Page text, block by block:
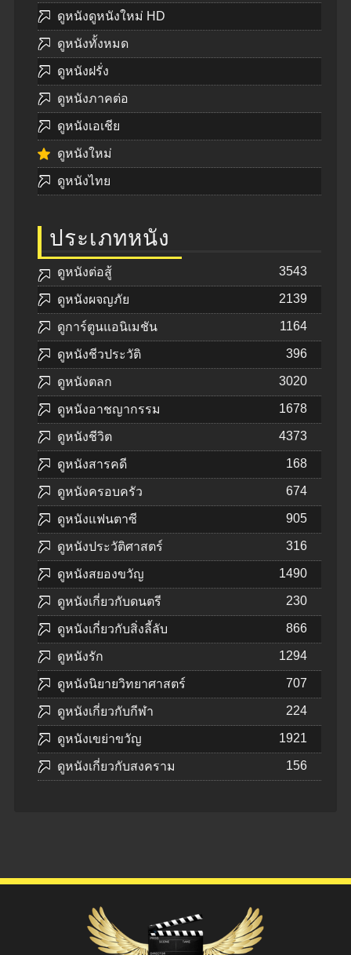
ดูหนังดูหนังใหม่ HD
ดูหนังทั้งหมด
ดูหนังฝรั่ง
ดูหนังภาคต่อ
ดูหนังเอเชีย
ดูหนังใหม่
ดูหนังไทย
ประเภทหนัง
ดูหนังต่อสู้ 3543
ดูหนังผจญภัย 2139
ดูการ์ตูนแอนิเมชัน 1164
ดูหนังชีวประวัติ 396
ดูหนังตลก 3020
ดูหนังอาชญากรรม 1678
ดูหนังชีวิต 4373
ดูหนังสารคดี 168
ดูหนังครอบครัว 674
ดูหนังแฟนตาซี 905
ดูหนังประวัติศาสตร์ 316
ดูหนังสยองขวัญ 1490
ดูหนังเกี่ยวกับดนตรี 230
ดูหนังเกี่ยวกับสิ่งลี้ลับ 866
ดูหนังรัก 1294
ดูหนังนิยายวิทยาศาสตร์ 707
ดูหนังเกี่ยวกับกีฬา 224
ดูหนังเขย่าขวัญ 1921
ดูหนังเกี่ยวกับสงคราม 156